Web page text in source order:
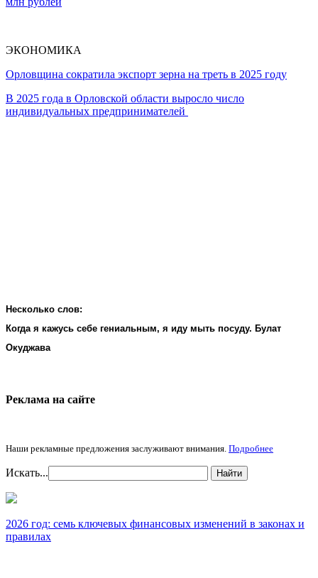
ЭКОНОМИКА
Орловщина сократила экспорт зерна на треть в 2025 году
В 2025 года в Орловской области выросло число
индивидуальных предпринимателей
Несколько слов:
Когда я кажусь себе гениальным, я иду мыть посуду. Булат
Окуджава
Реклама на cайте
Наши рекламные предложения заслуживают внимания. Подробнее
Искать... Найти
2026 год: семь ключевых финансовых изменений в законах и
правилах